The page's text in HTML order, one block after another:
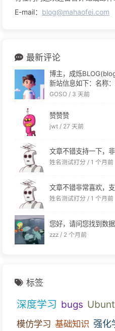
E-mail： blog@mahaofei.com
最新评论
博主，成烁
新站信息如下：名称
硕蓄而行链接：[链接]
GOSO / 3 天前
赞赞赞
jwt / 27 天前
文章不错支持一下，
姓名测试打分 / 1 个月前
文章不错非常喜欢，
姓名测试打分 / 1 个月前
您好，请问您找到数
zzz / 2 个月前
标签
深度学习 bugs
模仿学习 基础知识 强化